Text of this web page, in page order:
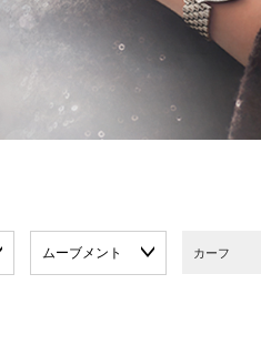
ムーブメント カーフ